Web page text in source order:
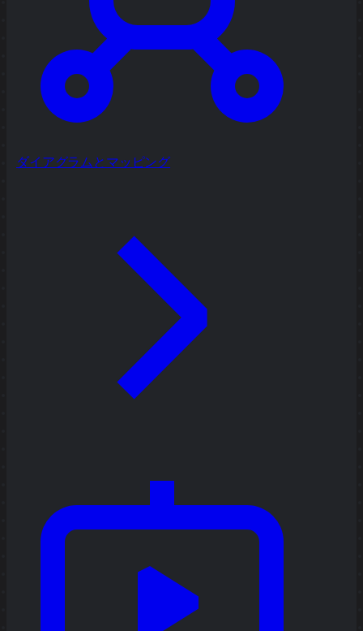
ダイアグラムとマッピング